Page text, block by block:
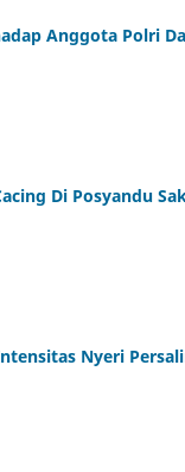
Anggota Polri
Di Posyandu
Nyeri